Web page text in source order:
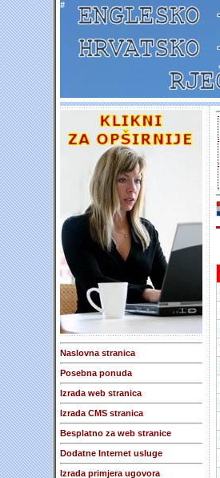
#
Naslovna stranica
Posebna ponuda
Izrada web stranica
Izrada CMS stranica
Besplatno za web stranice
Dodatne Internet usluge
Izrada primjera ugovora